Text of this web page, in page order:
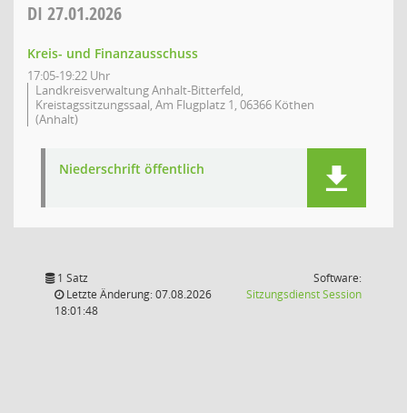
DI 27.01.2026
Kreis- und Finanzausschuss
17:05-19:22 Uhr
Landkreisverwaltung Anhalt-Bitterfeld,
Kreistagssitzungssaal, Am Flugplatz 1, 06366 Köthen
(Anhalt)
Niederschrift öffentlich
1 Satz
Letzte Änderung: 07.08.2026
18:01:48
Software:
SitzungsdienstSession(Wird in